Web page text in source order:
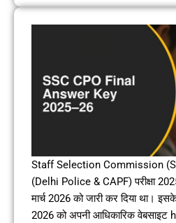
Staff Selection Commission
(Delhi Police & CAPF) परीक्षा
मार्च 2026 को जारी कर दिया था।
2026 को अपनी आधिकारिक